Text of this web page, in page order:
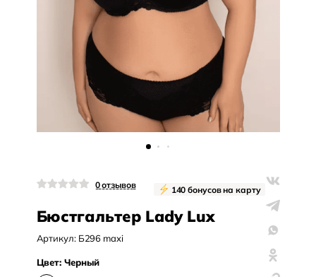
0отзывов 140 бонусов на карту
Бюстгальтер Lady Lux
Артикул: Б296 maxi
Цвет: Черный